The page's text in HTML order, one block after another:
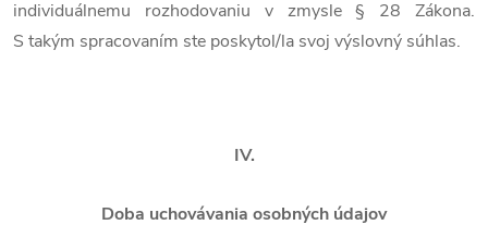
individuálnemu rozhodovaniu v zmysle § 28 Zákona.
S takým spracovaním ste poskytol/la svoj výslovný súhlas.
IV.
Doba uchovávania osobných údajov